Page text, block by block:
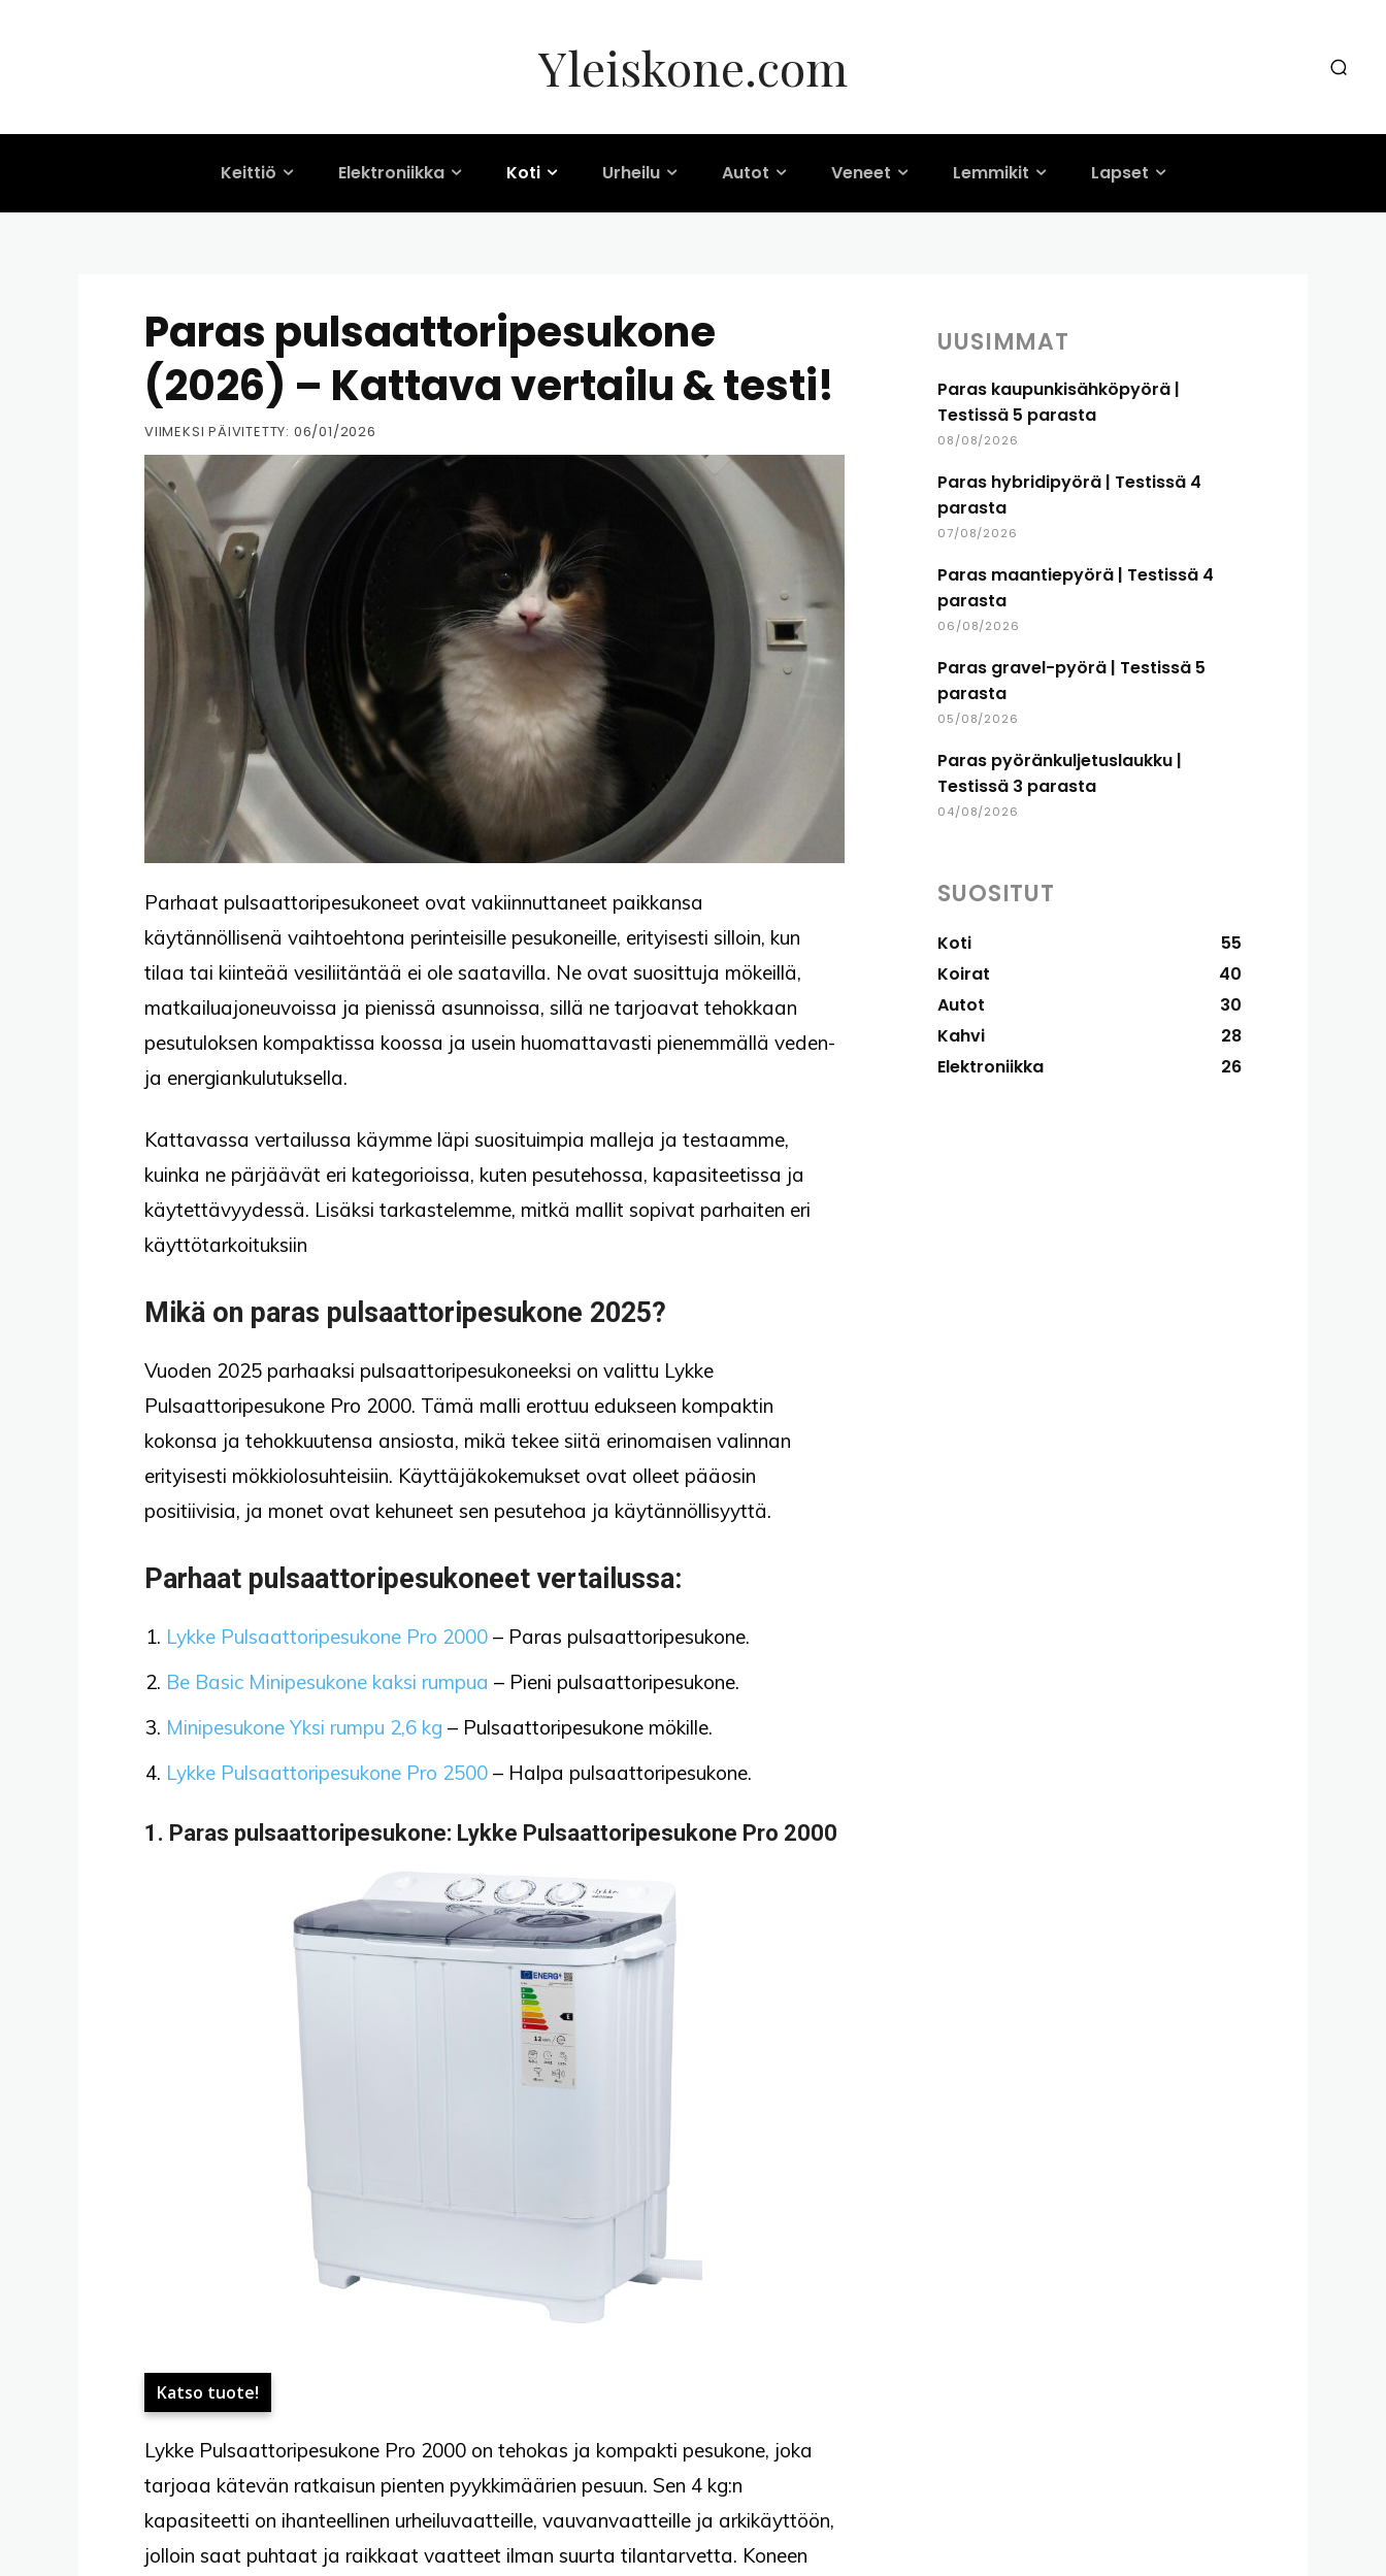
Yleiskone.com
Keittiö Elektroniikka Koti Urheilu Autot Veneet Lemmikit Lapset
Paras pulsaattoripesukone
(2026) – Kattava vertailu & testi!
VIIMEKSI PÄIVITETTY: 06/01/2026
Parhaat pulsaattoripesukoneet ovat vakiinnuttaneet paikkansa
käytännöllisenä vaihtoehtona perinteisille pesukoneille, erityisesti silloin, kun
tilaa tai kiinteää vesiliitäntää ei ole saatavilla. Ne ovat suosittuja mökeillä,
matkailuajoneuvoissa ja pienissä asunnoissa, sillä ne tarjoavat tehokkaan
pesutuloksen kompaktissa koossa ja usein huomattavasti pienemmällä veden-
ja energiankulutuksella.
Kattavassa vertailussa käymme läpi suosituimpia malleja ja testaamme,
kuinka ne pärjäävät eri kategorioissa, kuten pesutehossa, kapasiteetissa ja
käytettävyydessä. Lisäksi tarkastelemme, mitkä mallit sopivat parhaiten eri
käyttötarkoituksiin
Mikä on paras pulsaattoripesukone 2025?
Vuoden 2025 parhaaksi pulsaattoripesukoneeksi on valittu Lykke
Pulsaattoripesukone Pro 2000. Tämä malli erottuu edukseen kompaktin
kokonsa ja tehokkuutensa ansiosta, mikä tekee siitä erinomaisen valinnan
erityisesti mökkiolosuhteisiin. Käyttäjäkokemukset ovat olleet pääosin
positiivisia, ja monet ovat kehuneet sen pesutehoa ja käytännöllisyyttä.
Parhaat pulsaattoripesukoneet vertailussa:
Lykke Pulsaattoripesukone Pro 2000 – Paras pulsaattoripesukone.
Be Basic Minipesukone kaksi rumpua – Pieni pulsaattoripesukone.
Minipesukone Yksi rumpu 2,6 kg – Pulsaattoripesukone mökille.
Lykke Pulsaattoripesukone Pro 2500 – Halpa pulsaattoripesukone.
1. Paras pulsaattoripesukone: Lykke Pulsaattoripesukone Pro 2000
Katso tuote!
Lykke Pulsaattoripesukone Pro 2000 on tehokas ja kompakti pesukone, joka
tarjoaa kätevän ratkaisun pienten pyykkimäärien pesuun. Sen 4 kg:n
kapasiteetti on ihanteellinen urheiluvaatteille, vauvanvaatteille ja arkikäyttöön,
jolloin saat puhtaat ja raikkaat vaatteet ilman suurta tilantarvetta. Koneen
UUSIMMAT
Paras kaupunkisähköpyörä |
Testissä 5 parasta
08/08/2026
Paras hybridipyörä | Testissä 4
parasta
07/08/2026
Paras maantiepyörä | Testissä 4
parasta
06/08/2026
Paras gravel-pyörä | Testissä 5
parasta
05/08/2026
Paras pyöränkuljetuslaukku |
Testissä 3 parasta
04/08/2026
SUOSITUT
Koti
55
Koirat
40
Autot
30
Kahvi
28
Elektroniikka
26